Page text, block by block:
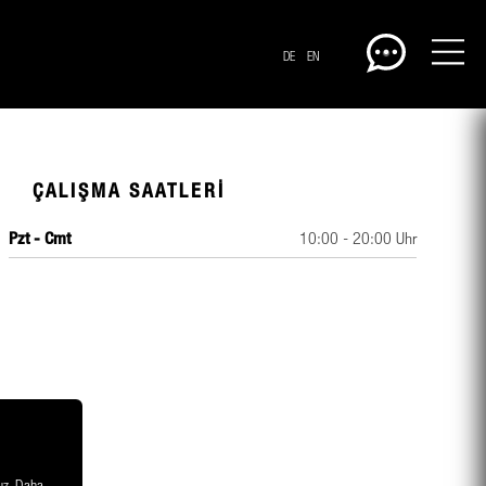
DE EN
ÇALIŞMA SAATLERI
Pzt - Cmt 10:00 - 20:00 Uhr